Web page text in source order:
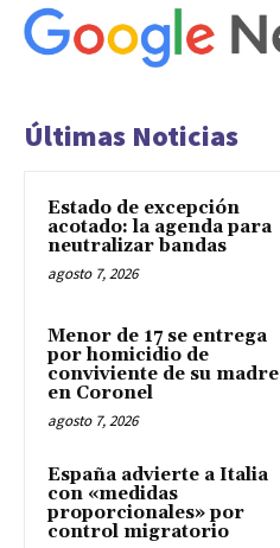
Últimas Noticias
Estado de excepción
acotado: la agenda para
neutralizar bandas
agosto 7, 2026
Menor de 17 se entrega
por homicidio de
conviviente de su madre
en Coronel
agosto 7, 2026
España advierte a Italia
con «medidas
proporcionales» por
control migratorio